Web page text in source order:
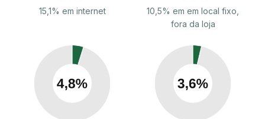
15,1% em internet
10,5% em em local fixo,
fora da loja